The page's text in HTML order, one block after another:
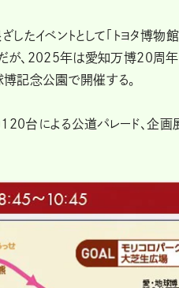
イベントとして「トヨタ博物館
だが、2025年は愛知万博20周
博記念公園で開催する。
120台による公道パレード、企